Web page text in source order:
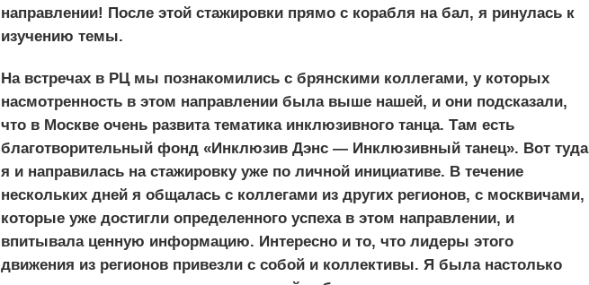
направлении! После этой стажировки прямо с корабля на бал, я ринулась к
изучению темы.
На встречах в РЦ мы познакомились с брянскими коллегами, у которых
насмотренность в этом направлении была выше нашей, и они подсказали,
что в Москве очень развита тематика инклюзивного танца. Там есть
благотворительный фонд «Инклюзив Дэнс — Инклюзивный танец». Вот туда
я и направилась на стажировку уже по личной инициативе. В течение
нескольких дней я общалась с коллегами из других регионов, с москвичами,
которые уже достигли определенного успеха в этом направлении, и
впитывала ценную информацию. Интересно и то, что лидеры этого
движения из регионов привезли с собой и коллективы. Я была настолько